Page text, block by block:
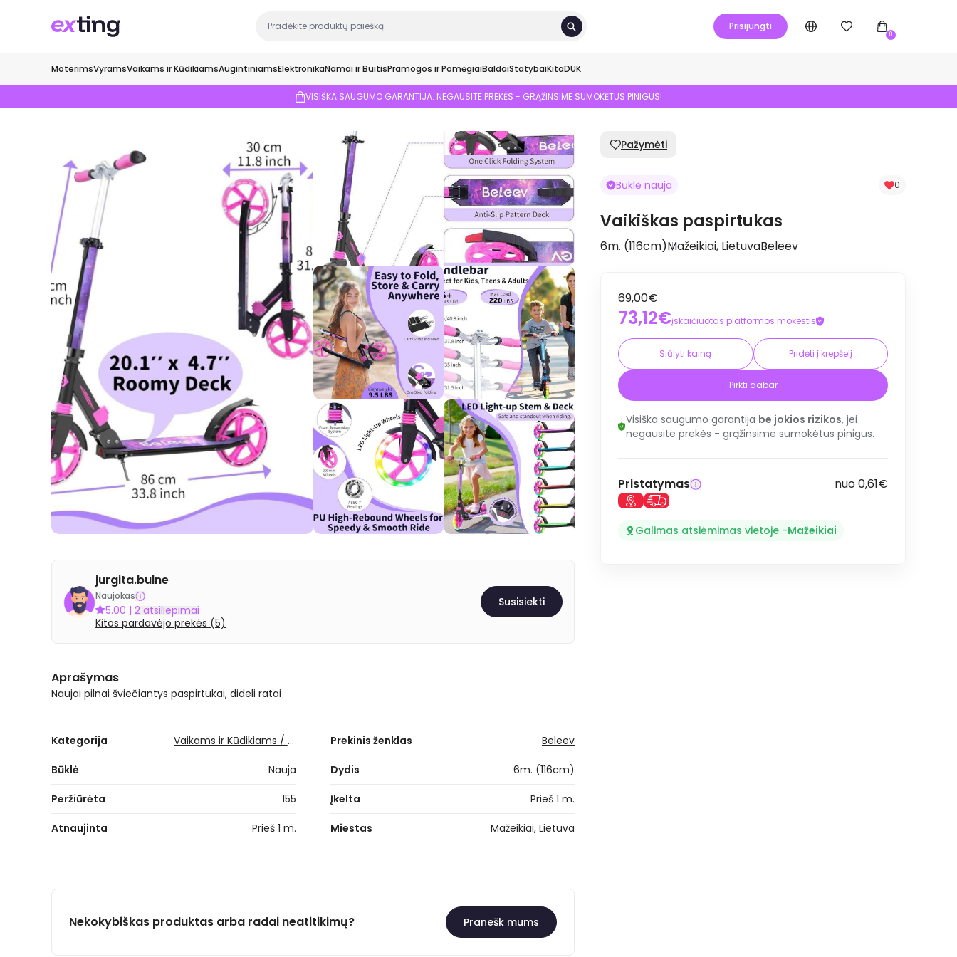
Prisijungti
0
MoterimsVyramsVaikams ir KūdikiamsAugintiniamsElektronikaNamai ir BuitisPramogos ir PomėgiaiBaldaiStatybaiKitaDUK
VISIŠKA SAUGUMO GARANTIJA: NEGAUSITE PREKĖS - GRĄŽINSIME SUMOKĖTUS PINIGUS!
Pažymėti
Būklė nauja 0
Vaikiškas paspirtukas
6m. (116cm)Mažeikiai, LietuvaBeleev
69,00€
73,12€įskaičiuotas platformos mokestis
Siūlyti kainą Pridėti į krepšelį
Pirkti dabar
Visiška saugumo garantija be jokios rizikos, jei
negausite prekės - grąžinsime sumokėtus pinigus.
Pristatymas nuo 0,61€
Galimas atsiėmimas vietoje -Mažeikiai
jurgita.bulne
Naujokas
5.00 | 2 atsiliepimai
Kitos pardavėjo prekės (5)
Susisiekti
Aprašymas
Naujai pilnai šviečiantys paspirtukai, dideli ratai
Kategorija Vaikams ir Kūdikiams / Judėjimo priemonės / Paspirtukai Prekinis ženklas Beleev
Būklė Nauja Dydis 6m. (116cm)
Peržiūrėta 155 Įkelta Prieš 1 m.
Atnaujinta Prieš 1 m. Miestas Mažeikiai, Lietuva
Nekokybiškas produktas arba radai neatitikimų? Pranešk mums